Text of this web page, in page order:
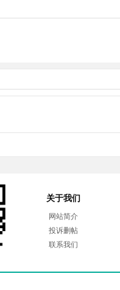
关于我们
网站简介
投诉删帖
联系我们